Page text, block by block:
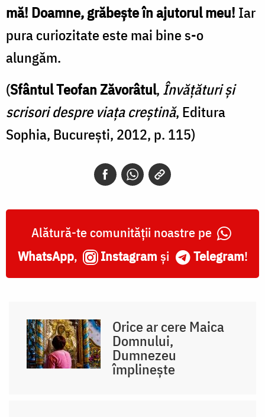
mă! Doamne, grăbeşte în ajutorul meu! Iar
pura curiozitate este mai bine s-o
alungăm.
(Sfântul Teofan Zăvorâtul, Învățături și
scrisori despre viața creștină, Editura
Sophia, București, 2012, p. 115)
Alătură-te comunității noastre pe
WhatsApp, Instagram și Telegram!
Orice ar cere Maica
Domnului,
Dumnezeu
împlinește